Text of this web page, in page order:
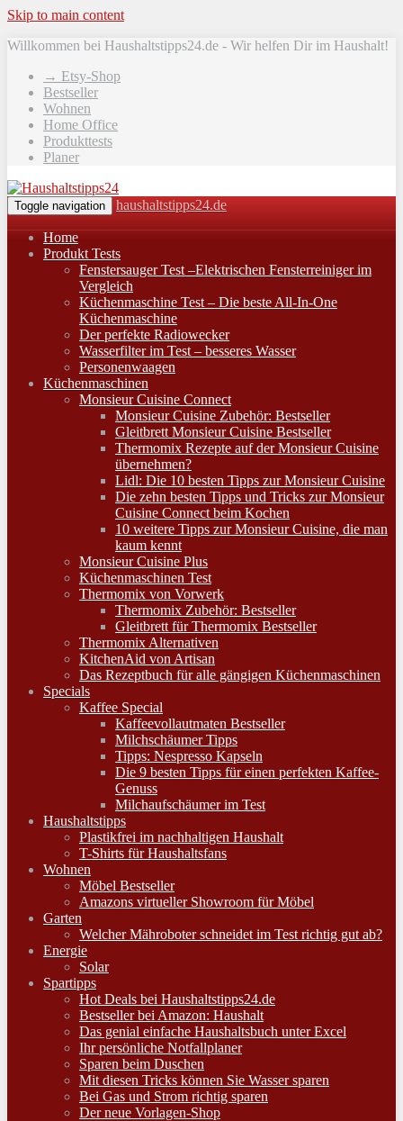
Skip to main content
Willkommen bei Haushaltstipps24.de - Wir helfen Dir im Haushalt!
→ Etsy-Shop
Bestseller
Wohnen
Home Office
Produkttests
Planer
Toggle navigation haushaltstipps24.de
Home
Produkt Tests
Fenstersauger Test –Elektrischen Fensterreiniger im
Vergleich
Küchenmaschine Test – Die beste All-In-One
Küchenmaschine
Der perfekte Radiowecker
Wasserfilter im Test – besseres Wasser
Personenwaagen
Küchenmaschinen
Monsieur Cuisine Connect
Monsieur Cuisine Zubehör: Bestseller
Gleitbrett Monsieur Cuisine Bestseller
Thermomix Rezepte auf der Monsieur Cuisine
übernehmen?
Lidl: Die 10 besten Tipps zur Monsieur Cuisine
Die zehn besten Tipps und Tricks zur Monsieur
Cuisine Connect beim Kochen
10 weitere Tipps zur Monsieur Cuisine, die man
kaum kennt
Monsieur Cuisine Plus
Küchenmaschinen Test
Thermomix von Vorwerk
Thermomix Zubehör: Bestseller
Gleitbrett für Thermomix Bestseller
Thermomix Alternativen
KitchenAid von Artisan
Das Rezeptbuch für alle gängigen Küchenmaschinen
Specials
Kaffee Special
Kaffeevollautmaten Bestseller
Milchschäumer Tipps
Tipps: Nespresso Kapseln
Die 9 besten Tipps für einen perfekten Kaffee-
Genuss
Milchaufschäumer im Test
Haushaltstipps
Plastikfrei im nachhaltigen Haushalt
T-Shirts für Haushaltsfans
Wohnen
Möbel Bestseller
Amazons virtueller Showroom für Möbel
Garten
Welcher Mähroboter schneidet im Test richtig gut ab?
Energie
Solar
Spartipps
Hot Deals bei Haushaltstipps24.de
Bestseller bei Amazon: Haushalt
Das genial einfache Haushaltsbuch unter Excel
Ihr persönliche Notfallplaner
Sparen beim Duschen
Mit diesen Tricks können Sie Wasser sparen
Bei Gas und Strom richtig sparen
Der neue Vorlagen-Shop